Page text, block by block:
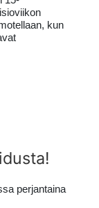
kun
perjantaina